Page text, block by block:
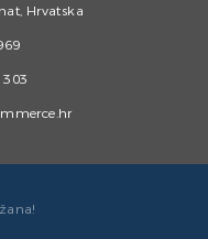
Hrvatska